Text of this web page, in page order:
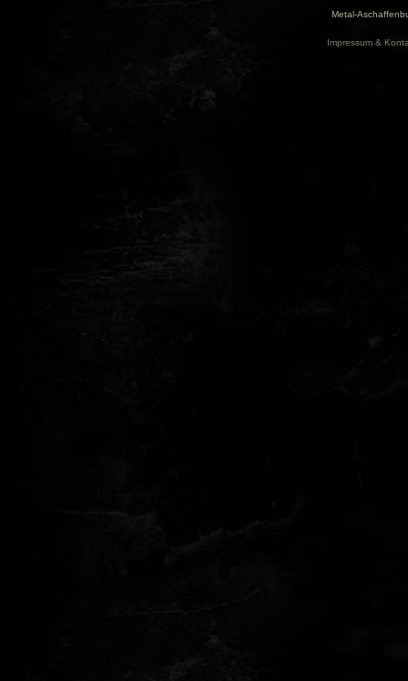
Metal-
Impressum &